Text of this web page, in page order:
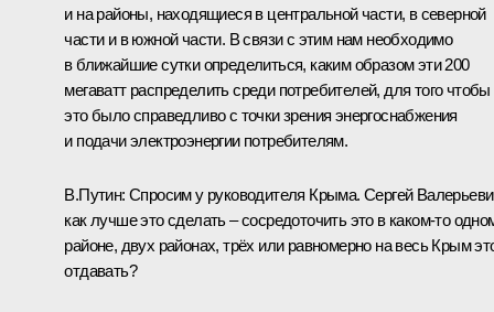
и на районы, находящиеся в центральной части, в северной
части и в южной части. В связи с этим нам необходимо
в ближайшие сутки определиться, каким образом эти 200
мегаватт распределить среди потребителей, для того чтобы
это было справедливо с точки зрения энергоснабжения
и подачи электроэнергии потребителям.
В.Путин: Спросим у руководителя Крыма. Сергей
как лучше это сделать – сосредоточить это в каком‑то
районе, двух районах, трёх или равномерно на весь Крым
отдавать?